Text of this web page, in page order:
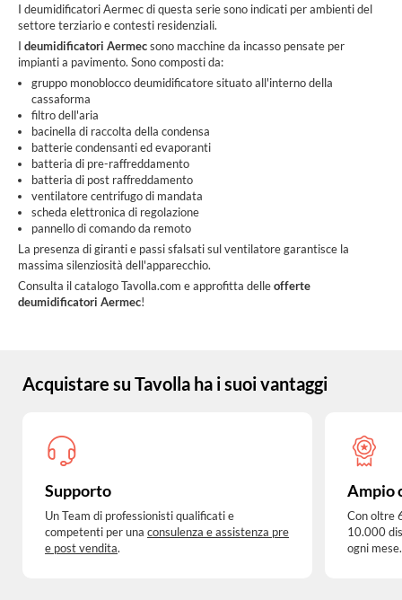
I deumidificatori Aermec di questa serie sono indicati per ambienti del
settore terziario e contesti residenziali.
I deumidificatori Aermecsono macchine da incasso pensate per
impianti a pavimento. Sono composti da:
gruppo monoblocco deumidificatore situato all'interno della
cassaforma
filtro dell'aria
bacinella di raccolta della condensa
batterie condensanti ed evaporanti
batteria di pre-raffreddamento
batteria di post raffreddamento
ventilatore centrifugo di mandata
scheda elettronica di regolazione
pannello di comando da remoto
La presenza di giranti e passi sfalsati sul ventilatore garantisce la
massima silenziosità dell'apparecchio.
Consulta il catalogo Tavolla.com e approfitta delleofferte
deumidificatori Aermec!
Acquistare su Tavolla ha i suoi vantaggi
Supporto
Un Team di professionisti qualificati e
competenti per una consulenza e assistenza pre
e post vendita.
Ampio
Con oltre
10.000
ogni mese.